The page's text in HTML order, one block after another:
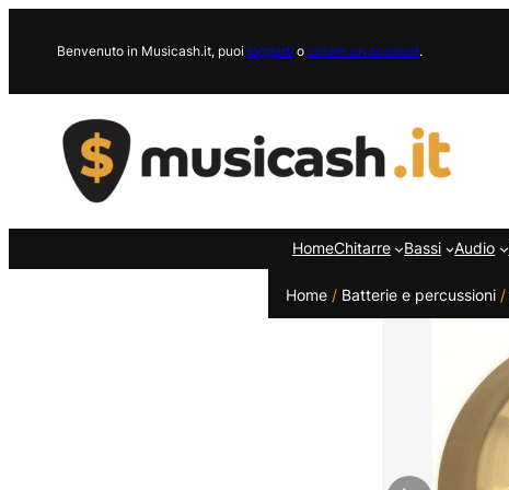
Benvenuto in Musicash.it, puoi loggarti o creare un account.
HomeChitarre Bassi Audio
Home/ Batterie e percussioni/